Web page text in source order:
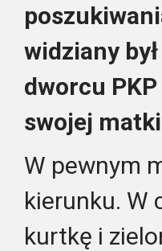
widziany
dworcu
swojej
W pewnym
kierunku. W
kurtkę i